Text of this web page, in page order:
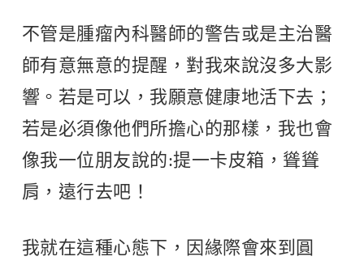
不管是腫瘤內科醫師的警告或是主治醫
師有意無意的提醒，對我來說沒多大影
響。若是可以，我願意健康地活下去；
若是必須像他們所擔心的那樣，我也會
像我一位朋友說的:提一卡皮箱，聳聳
肩，遠行去吧！
我就在這種心態下，因緣際會來到圓